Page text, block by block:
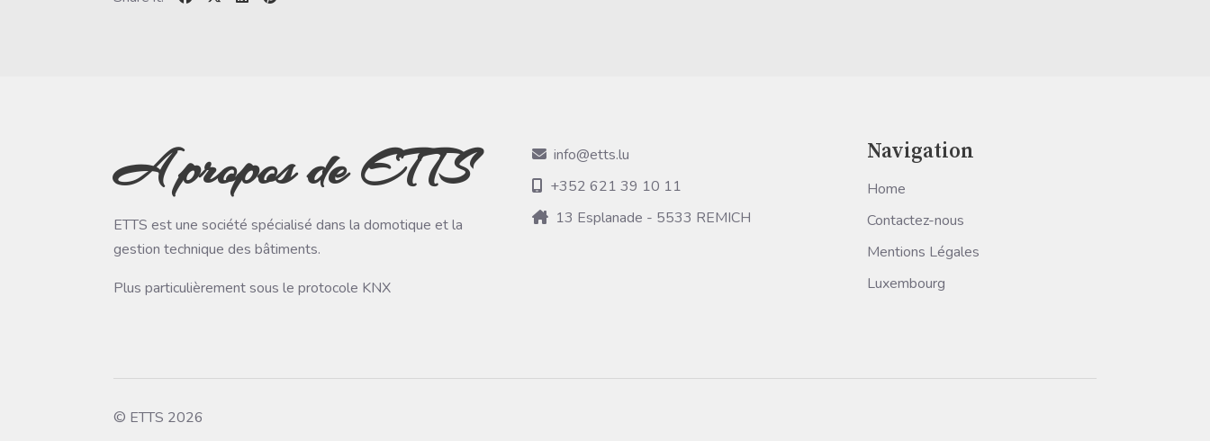
A propos de ETTS
ETTS est une société spécialisé dans la domotique et la
gestion technique des bâtiments.
Plus particulièrement sous le protocole KNX
info@etts.lu
+352 621 39 10 11
13 Esplanade - 5533 REMICH
Navigation
Home
Contactez-nous
Mentions Légales
Luxembourg
© ETTS 2026